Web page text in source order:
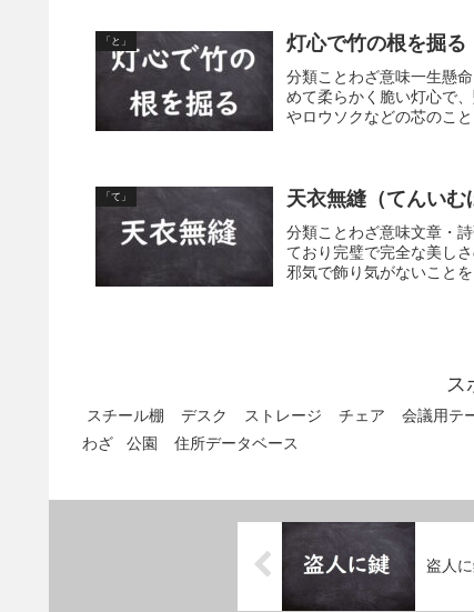
「と」 灯心で竹の根を掘る
分類ことわざ意味一生懸
めて柔らかく脆い灯心で
やロウソクなどの芯のこ
「て」 天衣無縫（てんいむ
分類ことわざ意味文章・
ており完璧で完全な美し
邪気で飾り気がないこと
ス
スチール棚 デスク ストレージ チェア 会議用テ
わざ
公園 住所データベース
盗人